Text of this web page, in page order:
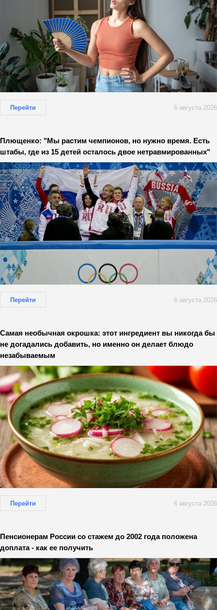
Перейти 6 августа 2026
Плющенко: "Мы растим чемпионов, но нужно время. Есть
штабы, где из 15 детей осталось двое нетравмированных"
Перейти 6 августа 2026
Самая необычная окрошка: этот ингредиент вы никогда бы
не догадались добавить, но именно он делает блюдо
незабываемым
Перейти 6 августа 2026
Пенсионерам России со стажем до 2002 года положена
доплата - как ее получить